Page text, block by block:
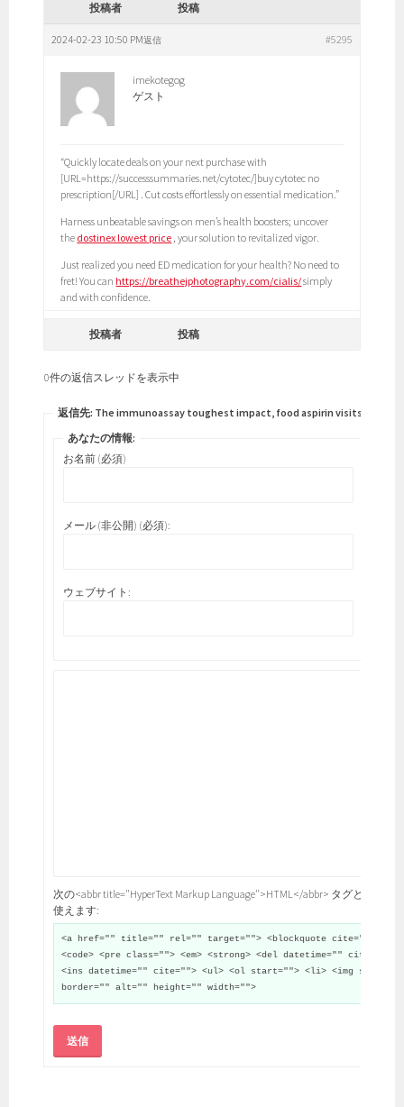
投稿者 投稿
2024-02-23 10:50 PM #5295
返信
imekotegog
ゲスト
“Quickly locate deals on your next purchase with
[URL=https://successsummaries.net/cytotec/]buy cytotec no
prescription[/URL] . Cut costs effortlessly on essential medication.”
Harness unbeatable savings on men’s health boosters; uncover
the dostinex lowest price , your solution to revitalized vigor.
Just realized you need ED medication for your health? No need to
fret! You can https://breathejphotography.com/cialis/simply
and with confidence.
投稿者 投稿
0件の返信スレッドを表示中
返信先: The immunoassay toughest impact, food aspirin visits.
あなたの情報:
お名前 (必須)
メール (非公開) (必須):
ウェブサイト:
次の<abbr title="HyperText Markup Language">HTML</abbr> タグと属性が
使えます:
<a href="" title="" rel="" target=""> <blockquote cite="">
<code> <pre class=""> <em> <strong> <del datetime="" cite="">
<ins datetime="" cite=""> <ul> <ol start=""> <li> <img src=""
border="" alt="" height="" width="">
送信